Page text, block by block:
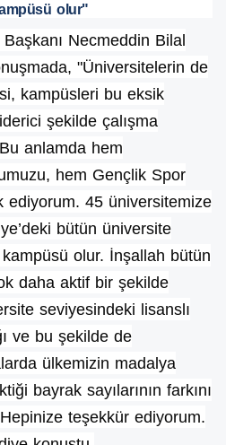
olur"
Necmeddin Bilal
"Üniversitelerin de
kampüsleri bu eksik
şekilde çalışma
anlamda hem
hem Gençlik Spor
ediyorum. 45 üniversitemize
bütün üniversite
olur. İnşallah bütün
daha aktif bir şekilde
seviyesindeki lisanslı
ve bu şekilde de
ülkemizin madalya
bayrak sayılarının farkını
teşekkür ediyorum.